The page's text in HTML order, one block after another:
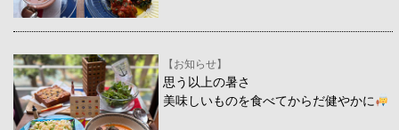
【お知らせ】
思う以上の暑さ
美味しいものを食べてからだ健やかに